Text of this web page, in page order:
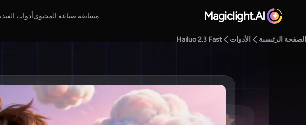
Magiclight.AI مسابقة صناعة المحتوىأدوات
الصفحة الرئيسية الأدوات Hailuo 2.3 Fast